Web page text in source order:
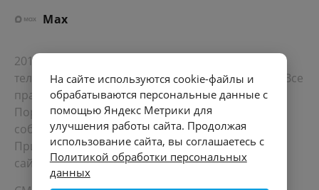
Max
2012-2026 © Портал «Электронное интернет-
телевидение правительства Санкт-Петербурга». Все
права защищены.
Портал Санкт-Петербурга- о его людях, жизни,
событиях, последних новостях.
При перепечатке материалов, прямая ссылка на
сайт обязательна. Возрастное ограничение 12+.
На сайте используются cookie-файлы и
обрабатываются персональные данные с
помощью Яндекс Метрики для
улучшения работы сайта. Продолжая
использование сайта, вы соглашаетесь с
Политикой обработки персональных
данных